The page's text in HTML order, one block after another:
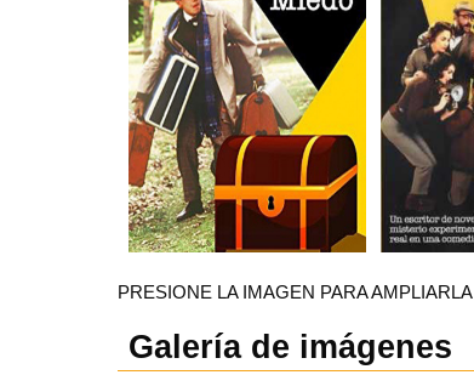
PRESIONE LA IMAGEN PARA AMPLIARLA
Galería de imágenes